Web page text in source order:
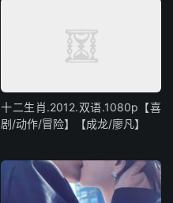
十二生肖.2012.双语.1080p【喜
剧/动作/冒险】【成龙/廖凡】